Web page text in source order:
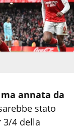
annata da
stato
3/4 della